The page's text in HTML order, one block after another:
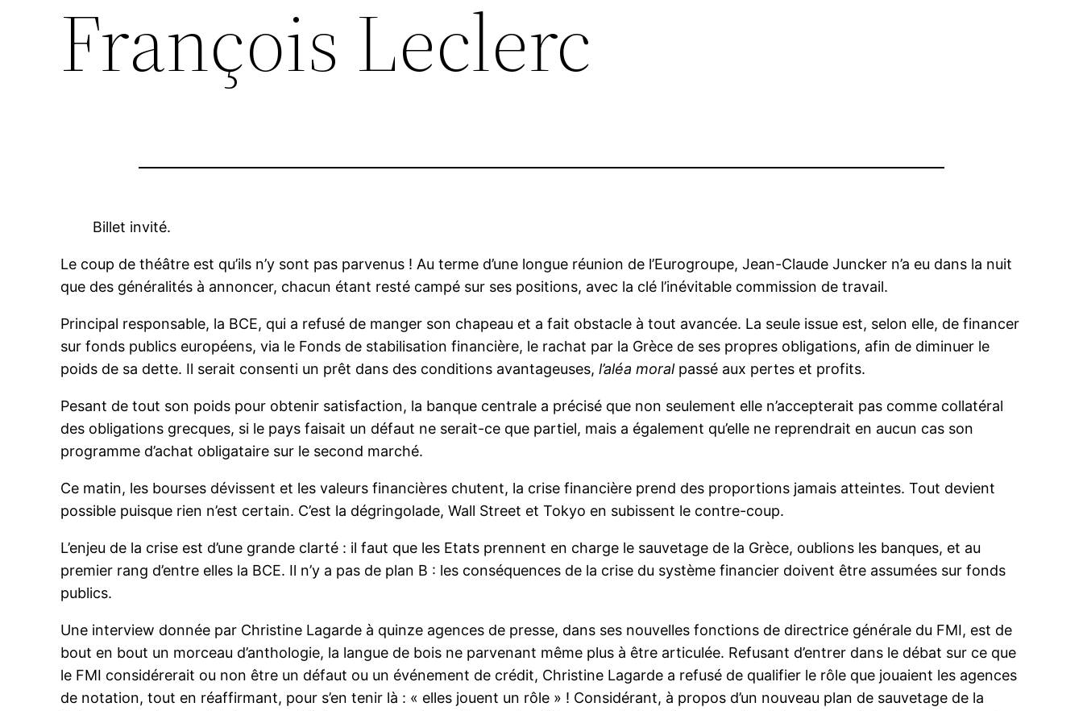
François Leclerc
Billet invité.
Le coup de théâtre est qu’ils n’y sont pas parvenus ! Au terme d’une longue réunion de l’Eurogroupe, Jean-Claude Juncker n’a eu dans la nuit
que des généralités à annoncer, chacun étant resté campé sur ses positions, avec la clé l’inévitable commission de travail.
Principal responsable, la BCE, qui a refusé de manger son chapeau et a fait obstacle à tout avancée. La seule issue est, selon elle, de financer
sur fonds publics européens, via le Fonds de stabilisation financière, le rachat par la Grèce de ses propres obligations, afin de diminuer le
poids de sa dette. Il serait consenti un prêt dans des conditions avantageuses,l’aléa moralpassé aux pertes et profits.
Pesant de tout son poids pour obtenir satisfaction, la banque centrale a précisé que non seulement elle n’accepterait pas comme collatéral
des obligations grecques, si le pays faisait un défaut ne serait-ce que partiel, mais a également qu’elle ne reprendrait en aucun cas son
programme d’achat obligataire sur le second marché.
Ce matin, les bourses dévissent et les valeurs financières chutent, la crise financière prend des proportions jamais atteintes. Tout devient
possible puisque rien n’est certain. C’est la dégringolade, Wall Street et Tokyo en subissent le contre-coup.
L’enjeu de la crise est d’une grande clarté : il faut que les Etats prennent en charge le sauvetage de la Grèce, oublions les banques, et au
premier rang d’entre elles la BCE. Il n’y a pas de plan B : les conséquences de la crise du système financier doivent être assumées sur fonds
publics.
Une interview donnée par Christine Lagarde à quinze agences de presse, dans ses nouvelles fonctions de directrice générale du FMI, est de
bout en bout un morceau d’anthologie, la langue de bois ne parvenant même plus à être articulée. Refusant d’entrer dans le débat sur ce que
le FMI considérerait ou non être un défaut ou un événement de crédit, Christine Lagarde a refusé de qualifier le rôle que jouaient les agences
de notation, tout en réaffirmant, pour s’en tenir là : « elles jouent un rôle » ! Considérant, à propos d’un nouveau plan de sauvetage de la